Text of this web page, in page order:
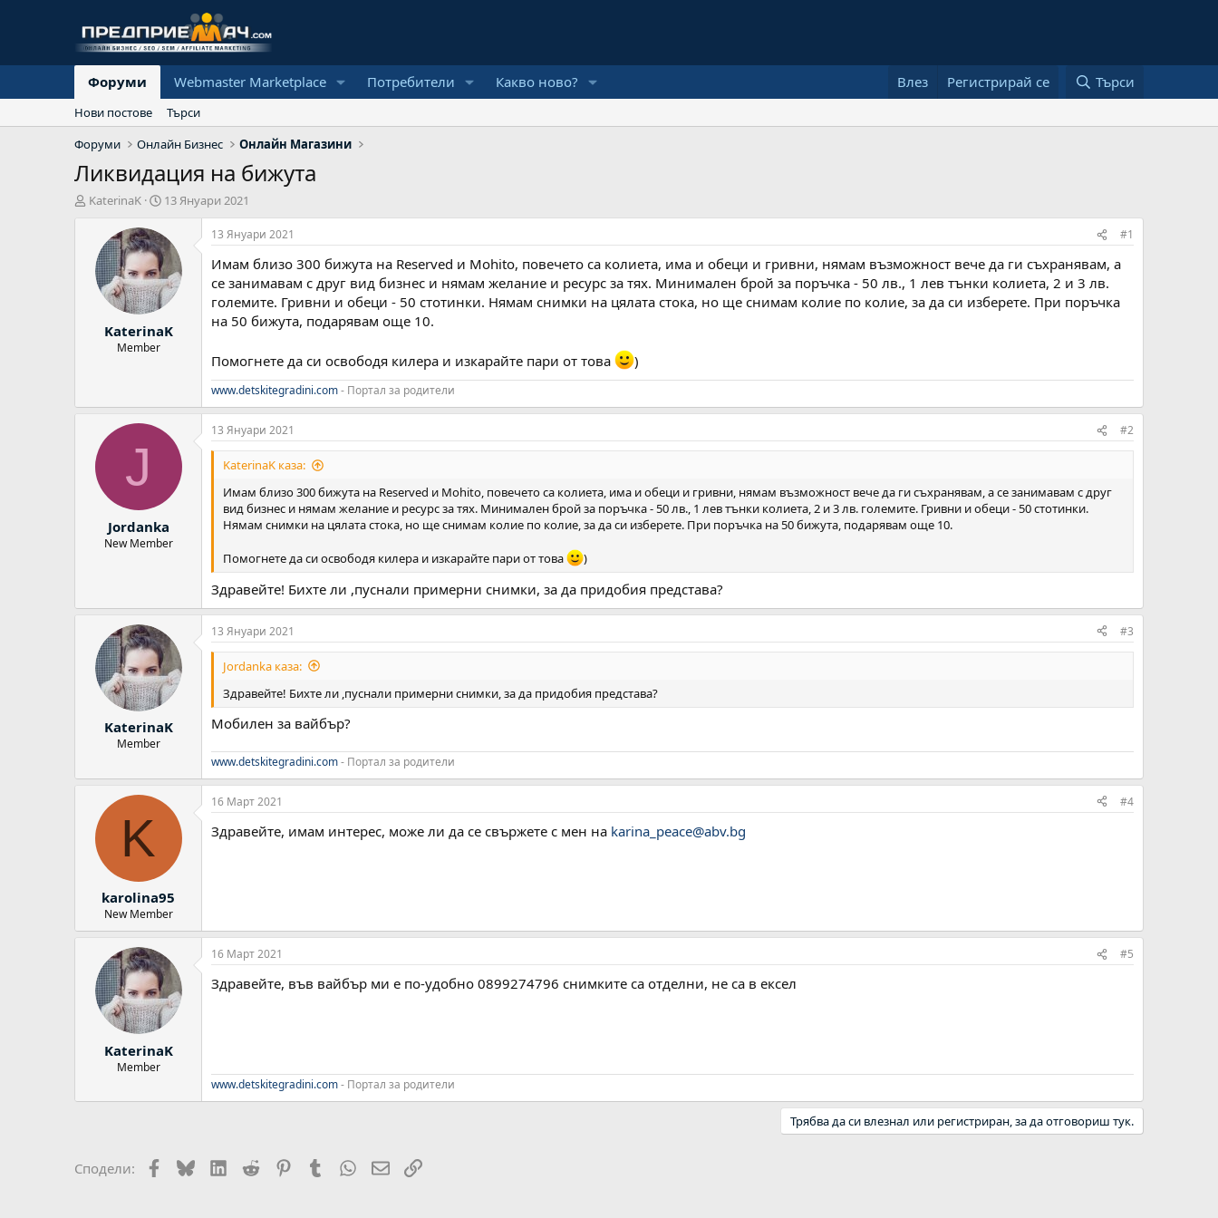
Форуми Webmaster Marketplace Потребители Какво ново? Влез Регистрирай се Търси
Нови постове
Търси
Форуми
Онлайн Бизнес Онлайн Магазини
Ликвидация на бижута
А
KaterinaK
Н
ч
а
л
н
а
а
13 Януари 2021
KaterinaK
Member
13 Януари 2021 #1
Имам близо 300 бижута на Reserved и Mohito, повечето са колиета, има и обеци и гривни, нямам възможност вече да ги съхранявам, а
се занимавам с друг вид бизнес и нямам желание и ресурс за тях. Минимален брой за поръчка - 50 лв., 1 лев тънки колиета, 2 и 3 лв.
големите. Гривни и обеци - 50 стотинки. Нямам снимки на цялата стока, но ще снимам колие по колие, за да си изберете. При поръчка
на 50 бижута, подарявам още 10.
Помогнете да си освободя килера и изкарайте пари от това )
www.detskitegradini.com- Портал за родители
J
Jordanka
New Member
13 Януари 2021 #2
KaterinaK каза:
Имам близо 300 бижута на Reserved и Mohito, повечето са колиета, има и обеци и гривни, нямам възможност вече да ги съхранявам, а се занимавам с друг
вид бизнес и нямам желание и ресурс за тях. Минимален брой за поръчка - 50 лв., 1 лев тънки колиета, 2 и 3 лв. големите. Гривни и обеци - 50 стотинки.
Нямам снимки на цялата стока, но ще снимам колие по колие, за да си изберете. При поръчка на 50 бижута, подарявам още 10.
Помогнете да си освободя килера и изкарайте пари от това )
Здравейте! Бихте ли ,пуснали примерни снимки, за да придобия представа?
KaterinaK
Member
13 Януари 2021 #3
Jordanka каза:
Здравейте! Бихте ли ,пуснали примерни снимки, за да придобия представа?
Мобилен за вайбър?
www.detskitegradini.com- Портал за родители
K
karolina95
New Member
16 Март 2021 #4
Здравейте, имам интерес, може ли да се свържете с мен на karina_peace@abv.bg
KaterinaK
Member
16 Март 2021 #5
Здравейте, във вайбър ми е по-удобно 0899274796 снимките са отделни, не са в ексел
www.detskitegradini.com- Портал за родители
Трябва да си влезнал или регистриран, за да отговориш тук.
Сподели: Facebook
BlueskyLinkedIn
Reddit PinterestTumblr WhatsApp
EmailLink